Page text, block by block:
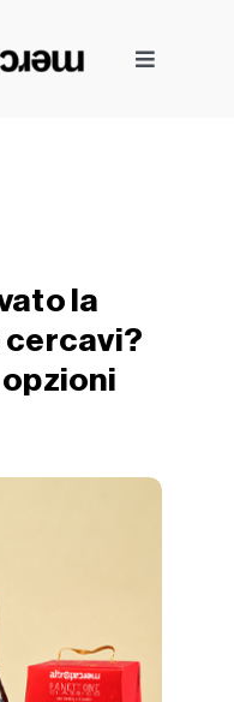
Toggle
la
cercavi?